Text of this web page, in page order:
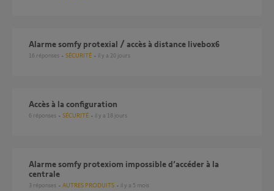
alarme somfy protexial / accès à distance livebox6
16 réponses SÉCURITÉ il y a 20 jours
Accès à la configuration
6 réponses SÉCURITÉ il y a 18 jours
Alarme somfy protexiom impossible d’accéder à la
centrale
3 réponses AUTRES PRODUITS il y a 5 mois